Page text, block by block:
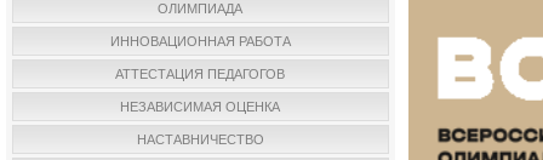
ОЛИМПИАДА
ИННОВАЦИОННАЯ РАБОТА
АТТЕСТАЦИЯ ПЕДАГОГОВ
НЕЗАВИСИМАЯ ОЦЕНКА
НАСТАВНИЧЕСТВО